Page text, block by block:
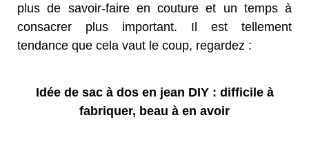
plus de savoir-faire en couture et un temps à
consacrer plus important. Il est tellement
tendance que cela vaut le coup, regardez :
Idée de sac à dos en jean DIY : difficile à
fabriquer, beau à en avoir